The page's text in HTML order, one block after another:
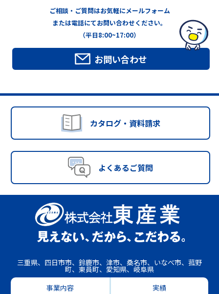
ご相談・ご質問はお気軽にメールフォーム
または電話にてお問い合わせください。
（平日8:00~17:00）
お問い合わせ
カタログ・資料請求
よくあるご質問
三重県、四日市市、鈴鹿市、津市、桑名市、いなべ市、菰野
町、東員町、愛知県、岐阜県
事業内容
実績